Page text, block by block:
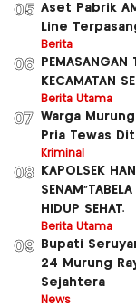
05 Aset Pabrik
Line
Berita
06
PEMASANGAN
KECAMATAN
Berita Utama
07 Warga
Pria Tewas
Kriminal
08
KAPOLSEK
HIDUP SEHAT.
Berita Utama
09
Bupati
24 Murung
Sejahtera
News